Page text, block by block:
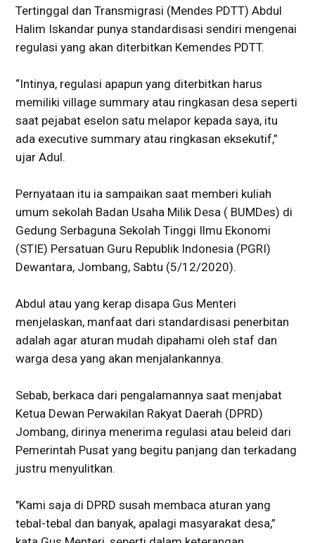
Tertinggal dan Transmigrasi (Mendes PDTT) Abdul
Halim Iskandar punya standardisasi sendiri mengenai
regulasi yang akan diterbitkan Kemendes PDTT.
“Intinya, regulasi apapun yang diterbitkan harus
memiliki village summary atau ringkasan desa seperti
saat pejabat eselon satu melapor kepada saya, itu
ada executive summary atau ringkasan eksekutif,”
ujar Adul.
Pernyataan itu ia sampaikan saat memberi kuliah
umum sekolah Badan Usaha Milik Desa ( BUMDes) di
Gedung Serbaguna Sekolah Tinggi Ilmu Ekonomi
(STIE) Persatuan Guru Republik Indonesia (PGRI)
Dewantara, Jombang, Sabtu (5/12/2020).
Abdul atau yang kerap disapa Gus Menteri
menjelaskan, manfaat dari standardisasi penerbitan
adalah agar aturan mudah dipahami oleh staf dan
warga desa yang akan menjalankannya.
Sebab, berkaca dari pengalamannya saat menjabat
Ketua Dewan Perwakilan Rakyat Daerah (DPRD)
Jombang, dirinya menerima regulasi atau beleid dari
Pemerintah Pusat yang begitu panjang dan terkadang
justru menyulitkan.
"Kami saja di DPRD susah membaca aturan yang
tebal-tebal dan banyak, apalagi masyarakat desa,”